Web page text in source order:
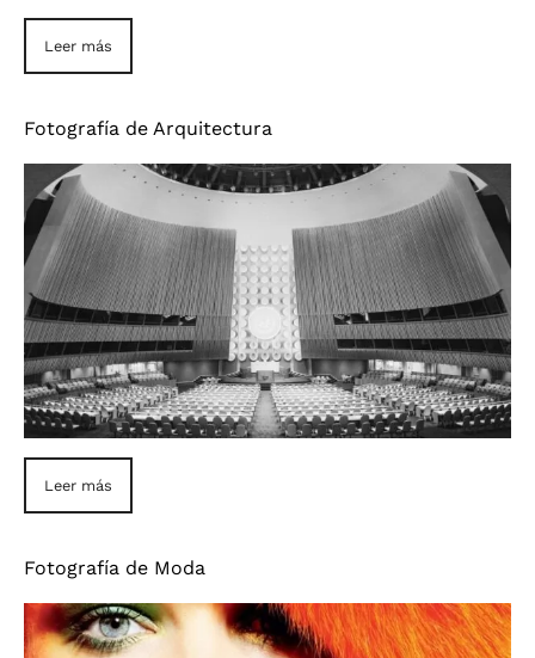
Leer más
Fotografía de Arquitectura
Leer más
Fotografía de Moda